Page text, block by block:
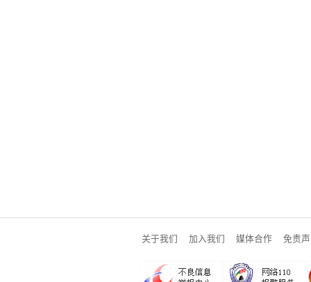
关于我们 加入我们 媒体合作 免责